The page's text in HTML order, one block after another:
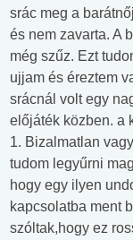
srác meg a
és nem zavarta. A
még szűz. Ezt
ujjam és éreztem
srácnál volt egy
előjáték közben. a
1. Bizalmatlan
tudom legyűrni
hogy egy ilyen
kapcsolatba ment
szóltak,hogy ez